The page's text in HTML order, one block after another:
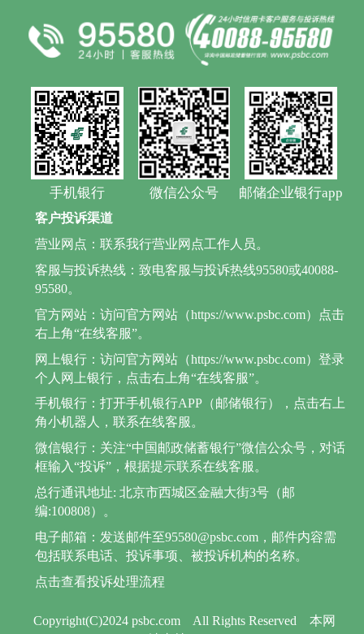
手机银行 微信公众号 邮储企业银行app
Copyright(C)2024 psbc.com All Rights Reserved
本网
客户投诉渠道
营业网点：联系我行营业网点工作人员。
客服与投诉热线：致电客服与投诉热线95580或40088-
95580。
官方网站：访问官方网站（https://www.psbc.com）点击
右上角“在线客服”。
网上银行：访问官方网站（https://www.psbc.com）登录
个人网上银行，点击右上角“在线客服”。
手机银行：打开手机银行APP（邮储银行），点击右上
角小机器人，联系在线客服。
微信银行：关注“中国邮政储蓄银行”微信公众号，对话
框输入“投诉”，根据提示联系在线客服。
总行通讯地址: 北京市西城区金融大街3号（邮
编:100808）。
电子邮箱：发送邮件至95580@psbc.com，邮件内容需
包括联系电话、投诉事项、被投诉机构的名称。
点击查看投诉处理流程